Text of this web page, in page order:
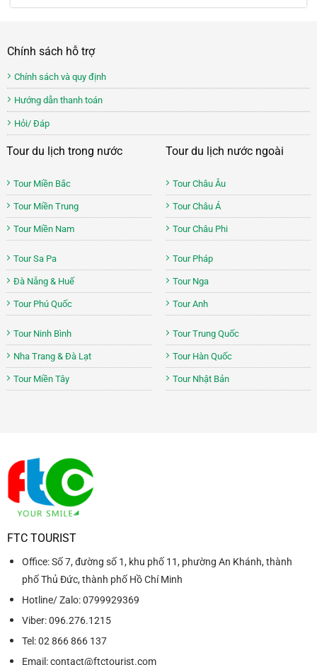
Chính sách hỗ trợ
Chính sách và quy định
Hướng dẫn thanh toán
Hỏi/ Đáp
Tour du lịch trong nước
Tour Miền Bắc
Tour Miền Trung
Tour Miền Nam
Tour Sa Pa
Đà Nẵng & Huế
Tour Phú Quốc
Tour Ninh Bình
Nha Trang & Đà Lạt
Tour Miền Tây
Tour du lịch nước ngoài
Tour Châu Âu
Tour Châu Á
Tour Châu Phi
Tour Pháp
Tour Nga
Tour Anh
Tour Trung Quốc
Tour Hàn Quốc
Tour Nhật Bản
FTC TOURIST
Office: Số 7, đường số 1, khu phố 11, phường An Khánh, thành
phố Thủ Đức, thành phố Hồ Chí Minh
Hotline/ Zalo: 0799929369
Viber: 096.276.1215
Tel: 02 866 866 137
Email: contact@ftctourist.com